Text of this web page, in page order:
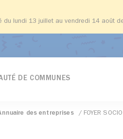
du lundi 13 juillet au vendredi 14 août
DE COMMUNES
des entreprises FOYER